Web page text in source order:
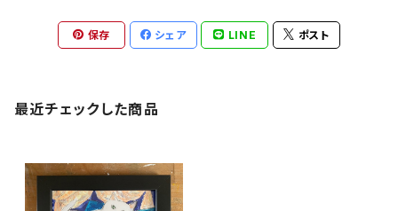
保存 シェア LINE ポスト
最近チェックした商品